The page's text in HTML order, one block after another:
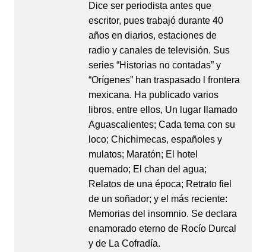
Dice ser periodista antes que
escritor, pues trabajó durante 40
años en diarios, estaciones de
radio y canales de televisión. Sus
series “Historias no contadas” y
“Orígenes” han traspasado l frontera
mexicana. Ha publicado varios
libros, entre ellos, Un lugar llamado
Aguascalientes; Cada tema con su
loco; Chichimecas, españoles y
mulatos; Maratón; El hotel
quemado; El chan del agua;
Relatos de una época; Retrato fiel
de un soñador; y el más reciente:
Memorias del insomnio. Se declara
enamorado eterno de Rocío Durcal
y de La Cofradía.